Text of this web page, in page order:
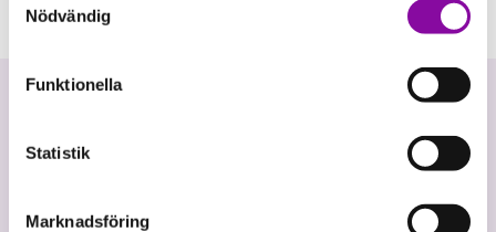
Om du klickar på avvisa kommer användning av kakor
eller delning av information enligt ovan, inte att ske,
förutom för kakor som är nödvändiga för att hemsidan
ska fungera se mer under inställningar.
Nödvändig
Funktionella
Statistik
Marknadsföring